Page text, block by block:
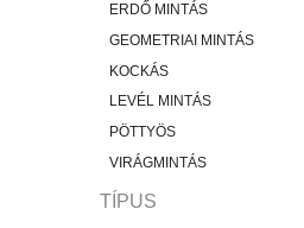
ERDŐ MINTÁS
GEOMETRIAI MINTÁS
KOCKÁS
LEVÉL MINTÁS
PÖTTYÖS
VIRÁGMINTÁS
TÍPUS